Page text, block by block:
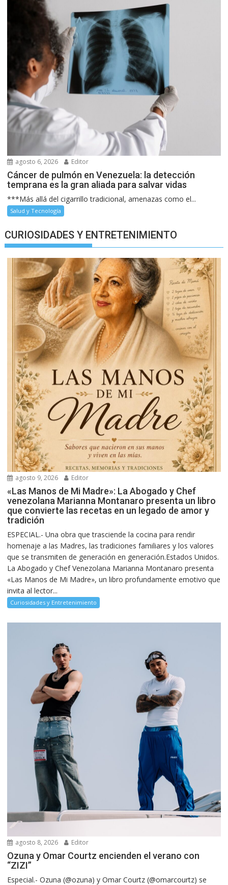
agosto 6, 2026 Editor
Cáncer de pulmón en Venezuela: la detección
temprana es la gran aliada para salvar vidas
***Más allá del cigarrillo tradicional, amenazas como el...
Salud y Tecnología
CURIOSIDADES Y ENTRETENIMIENTO
agosto 9, 2026 Editor
«Las Manos de Mi Madre»: La Abogado y Chef
venezolana Marianna Montanaro presenta un libro
que convierte las recetas en un legado de amor y
tradición
ESPECIAL.- Una obra que trasciende la cocina para rendir
homenaje a las Madres, las tradiciones familiares y los valores
que se transmiten de generación en generación.Estados Unidos.
La Abogado y Chef Venezolana Marianna Montanaro presenta
«Las Manos de Mi Madre», un libro profundamente emotivo que
invita al lector...
Curiosidades y Entretenimiento
agosto 8, 2026 Editor
Ozuna y Omar Courtz encienden el verano con
“ZIZI”
Especial.- Ozuna (@ozuna) y Omar Courtz (@omarcourtz) se